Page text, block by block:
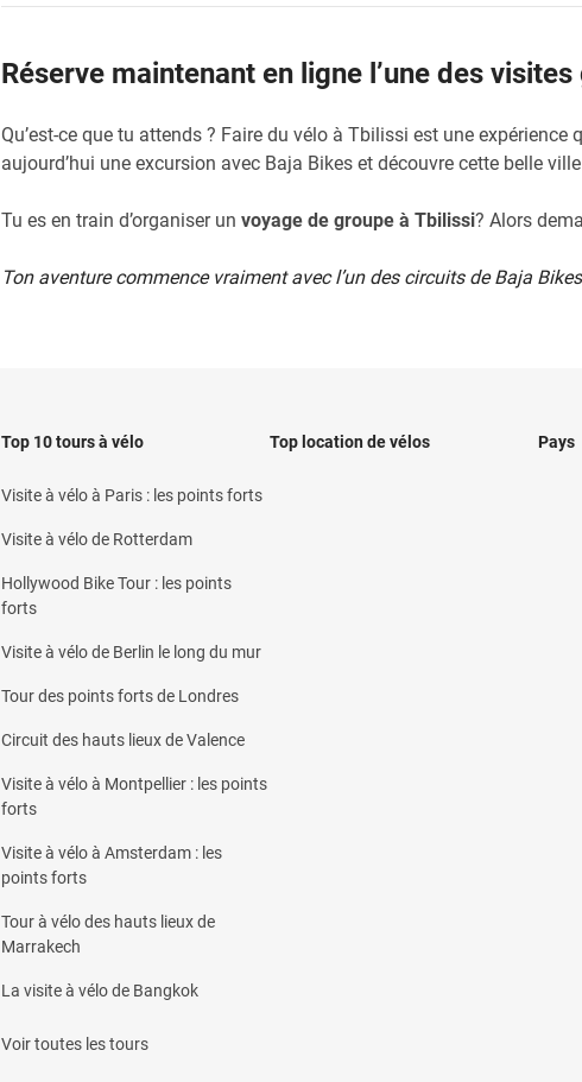
Réserve maintenant en ligne l’une des
Qu’est-ce que tu attends ? Faire du vélo à Tbilissi est une
aujourd’hui une excursion avec Baja Bikes et découvre cette belle
Tu es en train d’organiser un voyage de groupe à Tbilissi? Alors
Ton aventure commence vraiment avec l’un des circuits de Baja
Top 10 tours à vélo
Visite à vélo à Paris : les points forts
Visite à vélo de Rotterdam
Hollywood Bike Tour : les points
forts
Visite à vélo de Berlin le long du mur
Tour des points forts de Londres
Circuit des hauts lieux de Valence
Visite à vélo à Montpellier : les points
forts
Visite à vélo à Amsterdam : les
points forts
Tour à vélo des hauts lieux de
Marrakech
La visite à vélo de Bangkok
Voir toutes les tours
Top location de vélos Pays